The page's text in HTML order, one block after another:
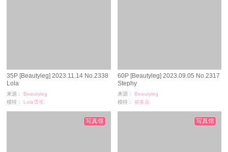
35P [Beautyleg] 2023.11.14 No.2338
Lola
来源：
Beautyleg
模特：
Lola雪岑,
浏览：641
60P [Beautyleg] 2023.09.05 No.2317
Stephy
来源：
Beautyleg
模特：
崔多朵,
浏览：270
写真馆 写真馆